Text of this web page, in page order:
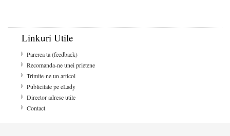
Linkuri Utile
Parerea ta (feedback)
Recomanda-ne unei prietene
Trimite-ne un articol
Publicitate pe eLady
Director adrese utile
Contact